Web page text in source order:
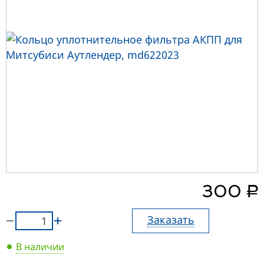
300 руб.
Заказать
В наличии